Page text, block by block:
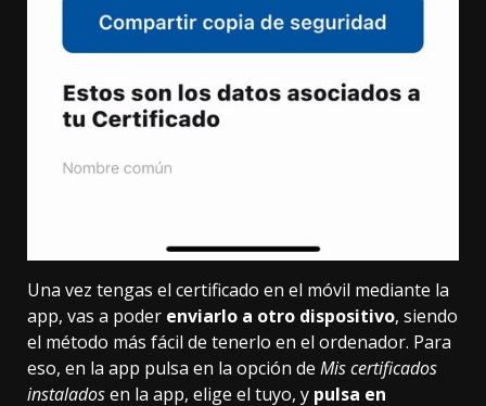
Una vez tengas el certificado en el móvil mediante la
app, vas a poder enviarlo a otro dispositivo, siendo
el método más fácil de tenerlo en el ordenador. Para
eso, en la app pulsa en la opción de Mis certificados
instaladosen la app, elige el tuyo, y pulsa en